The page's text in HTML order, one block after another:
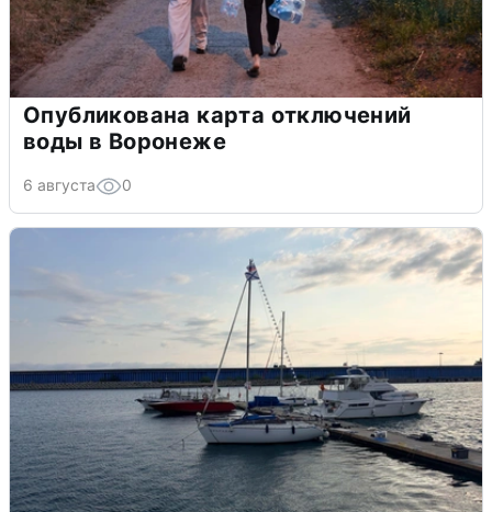
Опубликована карта отключений
воды в Воронеже
6 августа 0